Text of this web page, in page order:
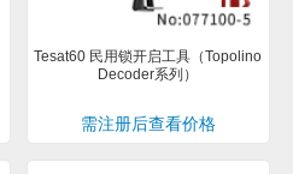
Tesat60 民用锁开启工具（Topolino
Decoder系列）
需注册后查看价格